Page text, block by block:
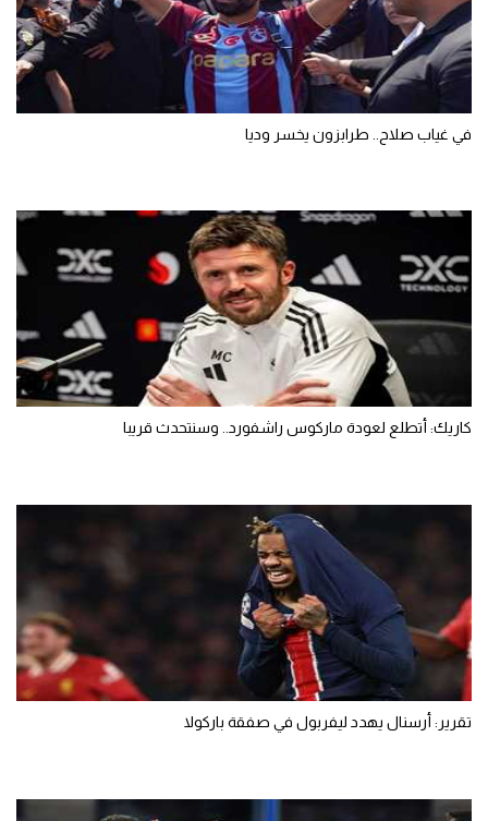
في غياب صلاح.. طرابزون يخسر وديا
كاريك: أتطلع لعودة ماركوس راشفورد.. وسنتحدث قريبا
تقرير: أرسنال يهدد ليفربول في صفقة باركولا